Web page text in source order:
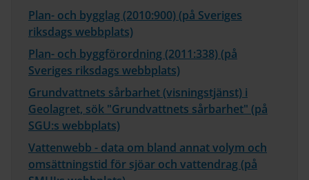
Plan- och bygglag (2010:900) (på Sveriges
riksdags webbplats)
Plan- och byggförordning (2011:338) (på
Sveriges riksdags webbplats)
Grundvattnets sårbarhet (visningstjänst) i
Geolagret, sök "Grundvattnets sårbarhet" (på
SGU:s webbplats)
Vattenwebb - data om bland annat volym och
omsättningstid för sjöar och vattendrag (på